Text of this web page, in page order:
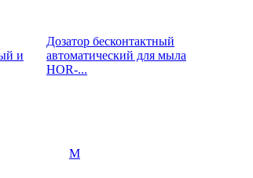
и
Дозатор бесконтактный
автоматический для мыла
HOR-...
М